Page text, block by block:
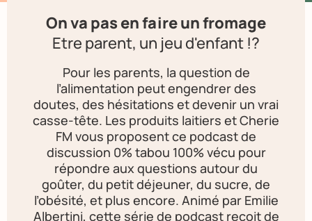
On va pas en faire un fromage
Etre parent, un jeu d'enfant !?
Pour les parents, la question de
l’alimentation peut engendrer des
doutes, des hésitations et devenir un vrai
casse-tête. Les produits laitiers et Cherie
FM vous proposent ce podcast de
discussion 0% tabou 100% vécu pour
répondre aux questions autour du
goûter, du petit déjeuner, du sucre, de
l’obésité, et plus encore. Animé par Emilie
Albertini, cette série de podcast reçoit de